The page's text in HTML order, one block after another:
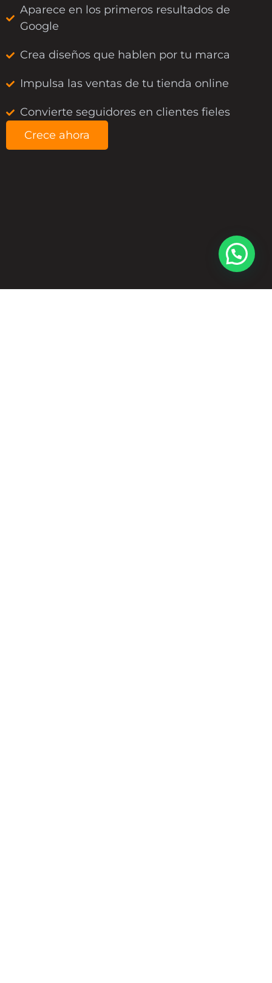
Aparece en los primeros resultados de
Google
Crea diseños que hablen por tu marca
Impulsa las ventas de tu tienda online
Convierte seguidores en clientes fieles
Crece ahora